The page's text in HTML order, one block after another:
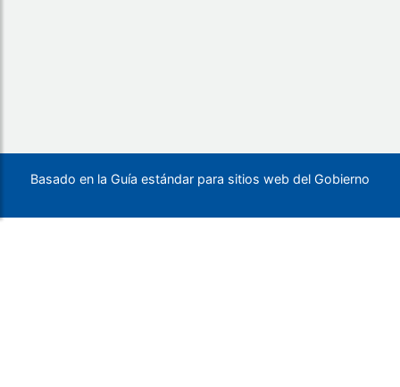
Basado en la Guía estándar para sitios web del Gobierno